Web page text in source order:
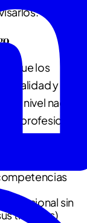
que los
calidad y
A nivel
de
sin
trámites)